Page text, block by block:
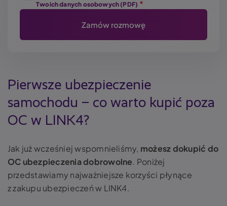
Twoich danych osobowych (PDF)
Pierwsze ubezpieczenie
samochodu – co warto kupić poza
OC w LINK4?
Jak już wcześniej wspomnieliśmy, możesz dokupić do
OC ubezpieczenia dobrowolne. Poniżej
przedstawiamy najważniejsze korzyści płynące
z zakupu ubezpieczeń w LINK4.